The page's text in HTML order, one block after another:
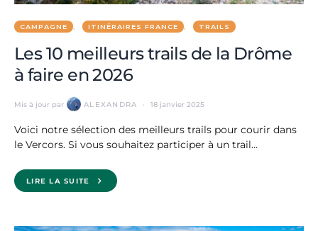
CAMPAGNE ITINÉRAIRES FRANCE TRAILS
Les 10 meilleurs trails de la Drôme
à faire en 2026
Mis à jour par ALEXANDRA 18 janvier 2025
Voici notre sélection des meilleurs trails pour courir dans
le Vercors. Si vous souhaitez participer à un trail…
LIRE LA SUITE